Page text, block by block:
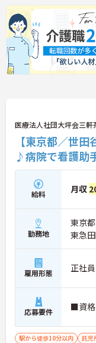
医療法人社団大坪会三軒
【東京都／世
♪病院で看護助
給料 月収
勤務地
東京
東急
雇用形態 正社
応募要件 ■資格
駅から徒歩10分以内 託児